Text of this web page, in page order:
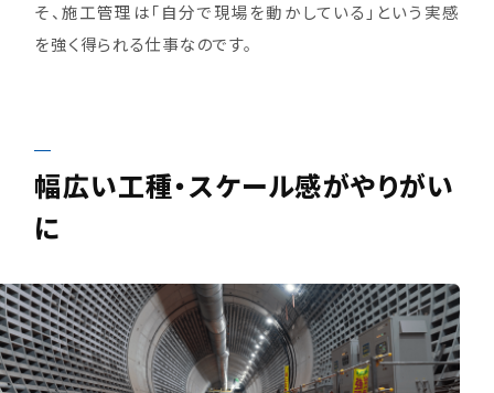
そ、施工管理は「自分で現場を動かしている」という実感
を強く得られる仕事なのです。
幅広い工種・スケール感がやりがい
に